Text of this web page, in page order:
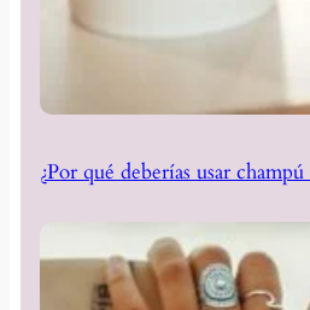
¿Por qué deberías usar